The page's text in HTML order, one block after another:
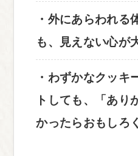
・外にあらわれる
も、見えない心が
・わずかなクッキ
トしても、「あり
かったらおもしろ